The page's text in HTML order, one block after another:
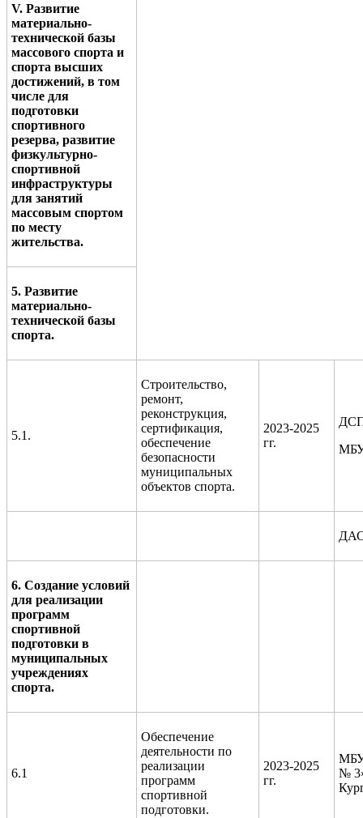
V. Развитие
материально-
технической базы
массового спорта и
спорта высших
достижений, в том
числе для
подготовки
спортивного
резерва, развитие
физкультурно-
спортивной
инфраструктуры
для занятий
массовым спортом
по месту
жительства.
5. Развитие
материально-
технической базы
спорта.
5.1.
Строительство,
ремонт,
реконструкция,
сертификация,
обеспечение
безопасности
муниципальных
объектов спорта.
2023-2025
гг.
6. Создание условий
для реализации
программ
спортивной
подготовки в
муниципальных
учреждениях
спорта.
6.1
Обеспечение
деятельности по
реализации
программ
спортивной
подготовки.
2023-2025
гг.
№